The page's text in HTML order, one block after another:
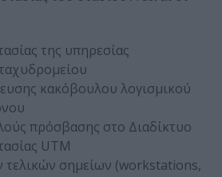
της υπηρεσίας
κακόβουλου λογισμικού
πρόσβασης στο Διαδίκτυο
UTM
τελικών σημείων (workstations,